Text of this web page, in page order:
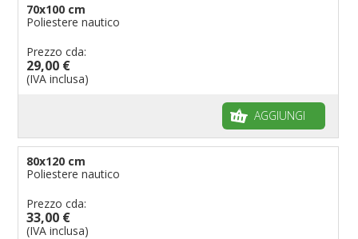
70x100 cm
Poliestere nautico
Prezzo cda:
29,00 €
(IVA inclusa)
AGGIUNGI
80x120 cm
Poliestere nautico
Prezzo cda:
33,00 €
(IVA inclusa)